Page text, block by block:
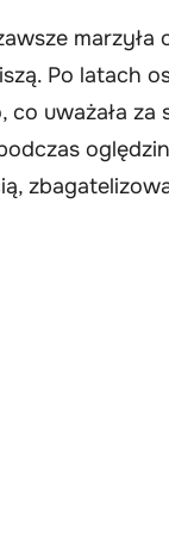
Po latach
co uważała